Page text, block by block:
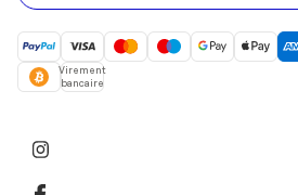
Virement
bancaire